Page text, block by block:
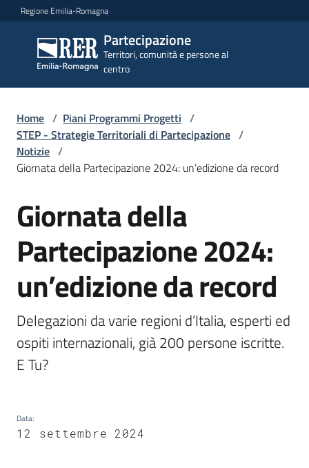
Vai al contenuto
Vai alla navigazione
Vai al footer
Regione Emilia-Romagna
Partecipazione
Territori, comunità e persone al
centro
Partecipazione
Territori, comunità e
persone al centro
Argomenti
Servizi
Atti
Piani
Programmi
Home / Piani Programmi Progetti /
STEP - Strategie Territoriali di Partecipazione /
Notizie /
Giornata della Partecipazione 2024: un’edizione da record
Salta al contenuto
Giornata della
Partecipazione 2024:
un’edizione da record
Delegazioni da varie regioni d’Italia, esperti ed
ospiti internazionali, già 200 persone iscritte.
E Tu?
Data:
12 settembre 2024